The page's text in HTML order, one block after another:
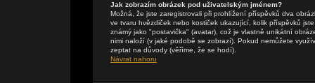
Jak zobrazím obrázek pod uživatelským jménem?
Možná, že jste zaregistrovali při prohlížení příspěvků dva
ve tvaru hvězdiček nebo kostiček ukazující, kolik příspěvků
známý jako "postavička" (avatar), což je vlastně unikátní
nimi naloží (v jaké podobě se zobrazí). Pokud nemůžete
zeptat na důvody (věříme, že se hodí).
Návrat nahoru